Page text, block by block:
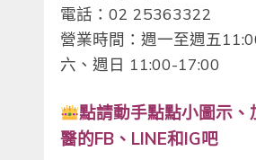
電話：02 25363322
營業時間：週一至週五
六、週日 11:00-17:00
點請動手點點小圖示、
醫的FB 、 LINE和IG吧